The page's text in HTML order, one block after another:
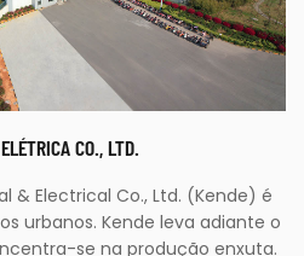
CO., LTD.
& Electrical Co., Ltd. (Kende) é
urbanos. Kende leva adiante o
se na produção enxuta.